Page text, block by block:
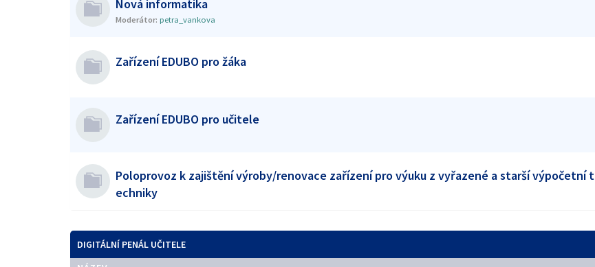
Nová informatika
Moderátor: petra_vankova
Zařízení EDUBO pro žáka
Zařízení EDUBO pro učitele
Poloprovoz k zajištění výroby/renovace zařízení pro výuku z vyřazené a starší výpočetní t
echniky
DIGITÁLNÍ PENÁL UČITELE